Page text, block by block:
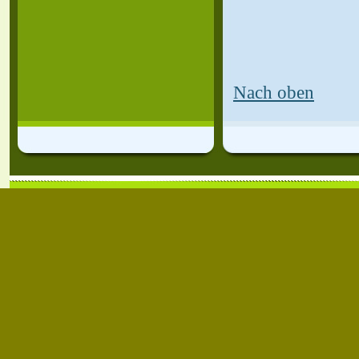
Nach oben